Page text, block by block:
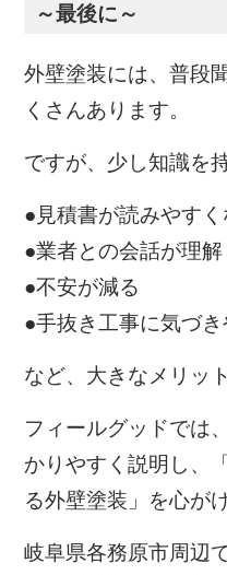
～最後に～
外壁塗装には、普段
くさんあります。
ですが、少し知識を
●見積書が読みやすく
●業者との会話が理
●不安が減る
●手抜き工事に気づ
など、大きなメリッ
フィールグッドでは
かりやすく説明し、
る外壁塗装」を心が
岐阜県各務原市周辺